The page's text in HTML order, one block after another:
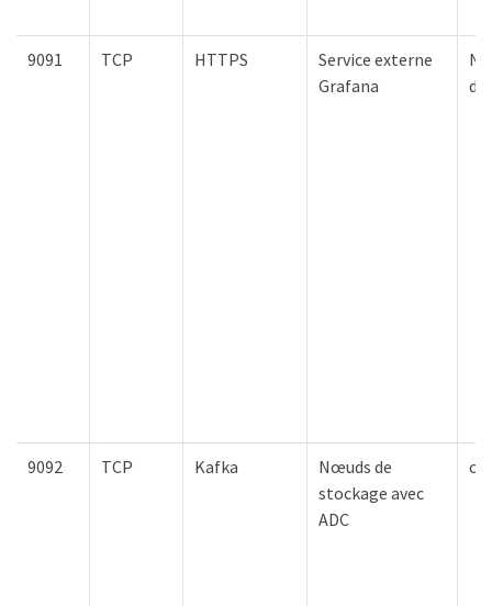
9091 TCP HTTPS
Service externe
Grafana
9092 TCP Kafka
Nœuds de
stockage avec
ADC